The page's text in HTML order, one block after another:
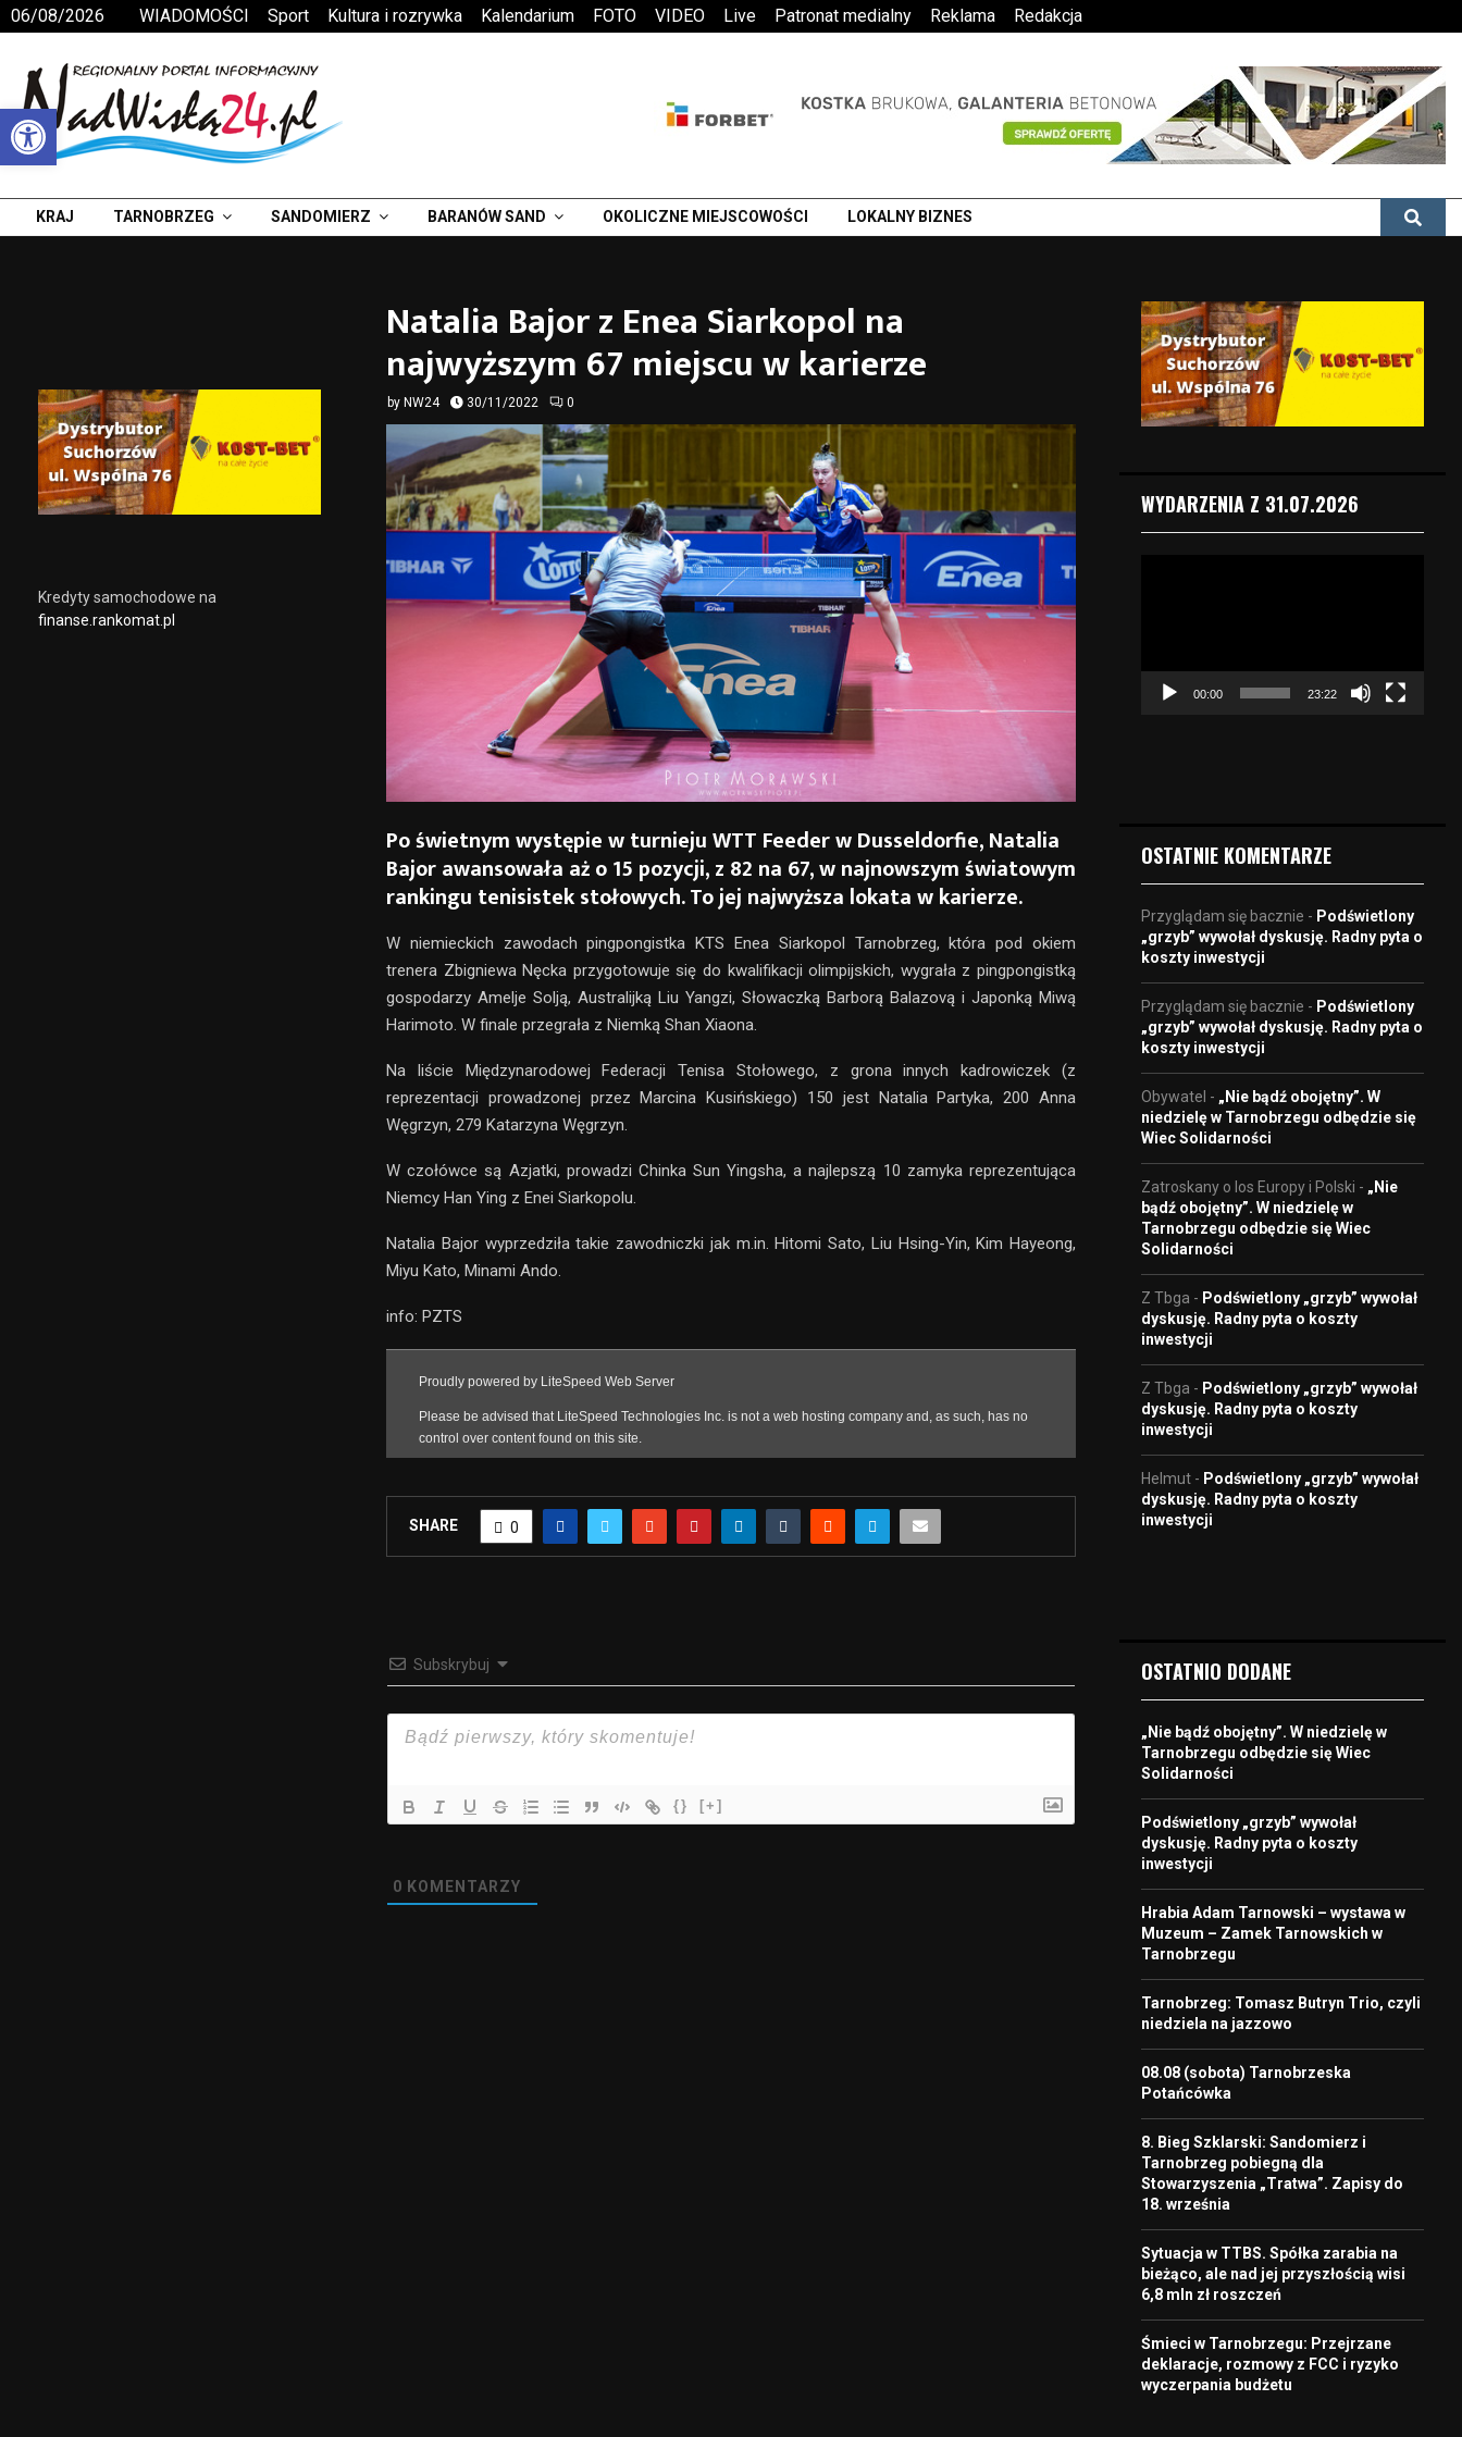
Otwórz pasek narzędzi
06/08/2026 WIADOMOŚCI Sport Kultura i rozrywka Kalendarium FOTO VIDEO Live Patronat medialny Reklama Redakcja
KRAJ TARNOBRZEG SANDOMIERZ BARANÓW SAND OKOLICZNE MIEJSCOWOŚCI LOKALNY BIZNES
Natalia Bajor z Enea Siarkopol na
najwyższym 67 miejscu w karierze
by NW24 30/11/2022 0
Po świetnym występie w turnieju WTT Feeder w Dusseldorfie, Natalia
Bajor awansowała aż o 15 pozycji, z 82 na 67, w najnowszym światowym
rankingu tenisistek stołowych. To jej najwyższa lokata w karierze.
W niemieckich zawodach pingpongistka KTS Enea Siarkopol Tarnobrzeg, która pod okiem
trenera Zbigniewa Nęcka przygotowuje się do kwalifikacji olimpijskich, wygrała z pingpongistką
gospodarzy Amelje Solją, Australijką Liu Yangzi, Słowaczką Barborą Balazovą i Japonką Miwą
Harimoto. W finale przegrała z Niemką Shan Xiaona.
Na liście Międzynarodowej Federacji Tenisa Stołowego, z grona innych kadrowiczek (z
reprezentacji prowadzonej przez Marcina Kusińskiego) 150 jest Natalia Partyka, 200 Anna
Węgrzyn, 279 Katarzyna Węgrzyn.
W czołówce są Azjatki, prowadzi Chinka Sun Yingsha, a najlepszą 10 zamyka reprezentująca
Niemcy Han Ying z Enei Siarkopolu.
Natalia Bajor wyprzedziła takie zawodniczki jak m.in. Hitomi Sato, Liu Hsing-Yin, Kim Hayeong,
Miyu Kato, Minami Ando.
info: PZTS
SHARE 0
Subskrybuj
{} [+]
0 KOMENTARZY
Kredyty samochodowe na
finanse.rankomat.pl
WYDARZENIA Z 31.07.2026
e
o
00:00 23:22
OSTATNIE KOMENTARZE
Przyglądam się bacznie - Podświetlony
„grzyb” wywołał dyskusję. Radny pyta o
koszty inwestycji
Przyglądam się bacznie - Podświetlony
„grzyb” wywołał dyskusję. Radny pyta o
koszty inwestycji
Obywatel - „Nie bądź obojętny”. W
niedzielę w Tarnobrzegu odbędzie się
Wiec Solidarności
Zatroskany o los Europy i Polski - „Nie
bądź obojętny”. W niedzielę w
Tarnobrzegu odbędzie się Wiec
Solidarności
Z Tbga - Podświetlony „grzyb” wywołał
dyskusję. Radny pyta o koszty
inwestycji
Z Tbga - Podświetlony „grzyb” wywołał
dyskusję. Radny pyta o koszty
inwestycji
Helmut - Podświetlony „grzyb” wywołał
dyskusję. Radny pyta o koszty
inwestycji
OSTATNIO DODANE
„Nie bądź obojętny”. W niedzielę w
Tarnobrzegu odbędzie się Wiec
Solidarności
Podświetlony „grzyb” wywołał
dyskusję. Radny pyta o koszty
inwestycji
Hrabia Adam Tarnowski – wystawa w
Muzeum – Zamek Tarnowskich w
Tarnobrzegu
Tarnobrzeg: Tomasz Butryn Trio, czyli
niedziela na jazzowo
08.08 (sobota) Tarnobrzeska
Potańcówka
8. Bieg Szklarski: Sandomierz i
Tarnobrzeg pobiegną dla
Stowarzyszenia „Tratwa”. Zapisy do
18. września
Sytuacja w TTBS. Spółka zarabia na
bieżąco, ale nad jej przyszłością wisi
6,8 mln zł roszczeń
Śmieci w Tarnobrzegu: Przejrzane
deklaracje, rozmowy z FCC i ryzyko
wyczerpania budżetu